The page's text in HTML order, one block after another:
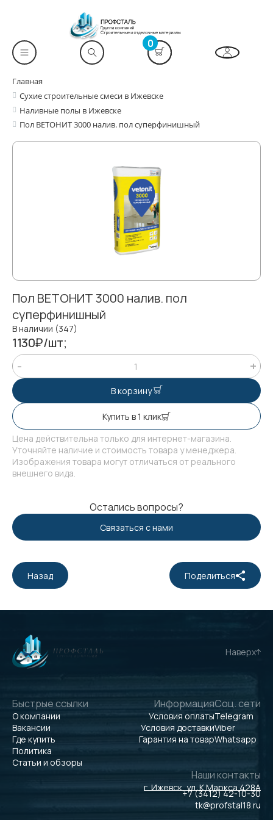
0
Главная
Сухие строительные смеси в Ижевске
Наливные полы в Ижевске
Пол ВЕТОНИТ 3000 налив. пол суперфинишный
Пол ВЕТОНИТ 3000 налив. пол
суперфинишный
В наличии (347)
1130₽/шт;
В корзину
Купить в 1 клик
Цена действительна только для интернет-магазина.
Уточняйте наличие и стоимость товара у менеджера.
Изображения товара могут отличаться от реального
внешнего вида.
Остались вопросы?
Связаться с нами
Назад Поделиться
Наверх
Быстрые ссылки
О компании
Вакансии
Где купить
Политика
Статьи и обзоры
Информация
Условия оплаты
Условия доставки
Гарантия на товар
Соц. сети
Telegram
Viber
Whatsapp
Наши контакты
г. Ижевск, ул. К.Маркса 428А
+7 (3412) 42-10-30
tk@profstal18.ru